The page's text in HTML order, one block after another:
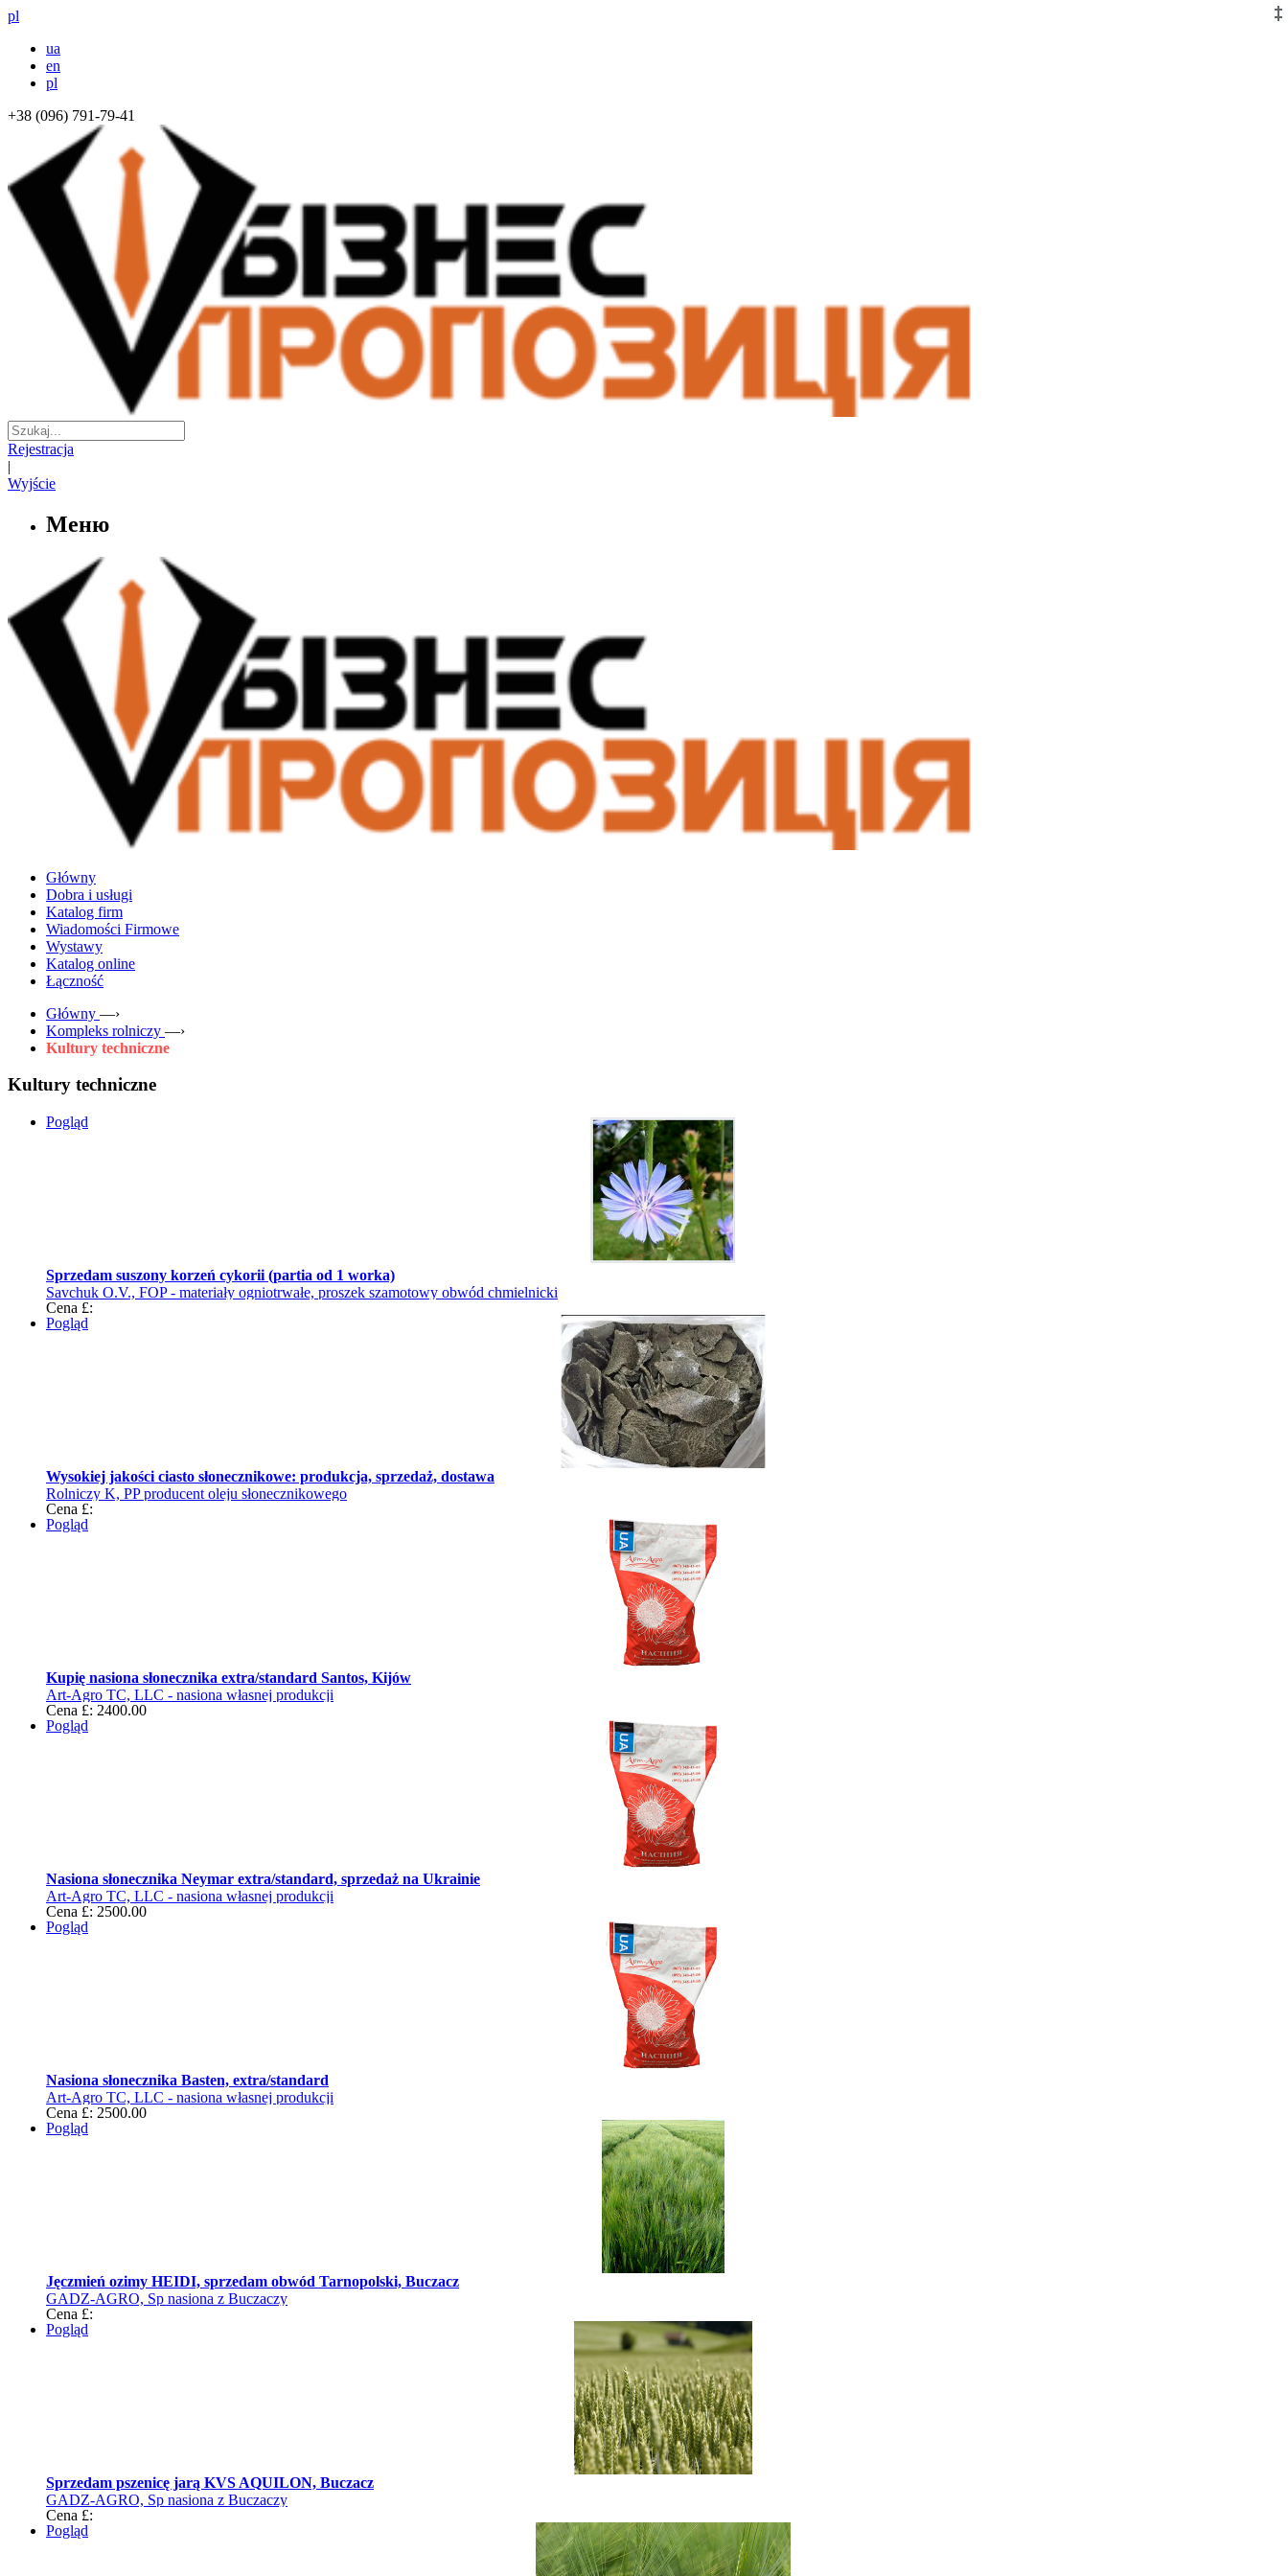
pl
ua
en
pl
+38 (096) 791-79-41
Rejestracja
|
Wyjście
Меню
Główny
Dobra i usługi
Katalog firm
Wiadomości Firmowe
Wystawy
Katalog online
Łączność
Główny —›
Kompleks rolniczy —›
Kultury techniczne
Kultury techniczne
Pogląd
Sprzedam suszony korzeń cykorii (partia od 1 worka)
Savchuk O.V., FOP - materiały ogniotrwałe, proszek szamotowy obwód chmielnicki
Cena £:
Pogląd
Wysokiej jakości ciasto słonecznikowe: produkcja, sprzedaż, dostawa
Rolniczy K, PP producent oleju słonecznikowego
Cena £:
Pogląd
Kupię nasiona słonecznika extra/standard Santos, Kijów
Art-Agro TC, LLC - nasiona własnej produkcji
Cena £: 2400.00
Pogląd
Nasiona słonecznika Neymar extra/standard, sprzedaż na Ukrainie
Art-Agro TC, LLC - nasiona własnej produkcji
Cena £: 2500.00
Pogląd
Nasiona słonecznika Basten, extra/standard
Art-Agro TC, LLC - nasiona własnej produkcji
Cena £: 2500.00
Pogląd
Jęczmień ozimy HEIDI, sprzedam obwód Tarnopolski, Buczacz
GADZ-AGRO, Sp nasiona z Buczaczy
Cena £:
Pogląd
Sprzedam pszenicę jarą KVS AQUILON, Buczacz
GADZ-AGRO, Sp nasiona z Buczaczy
Cena £:
Pogląd